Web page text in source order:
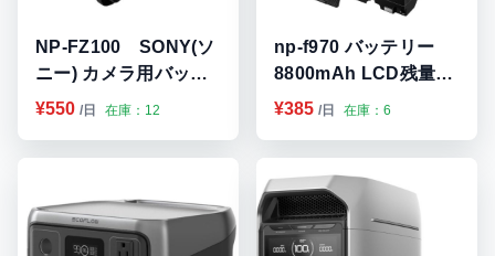
NP-FZ100 SONY(ソ
ニー) カメラ用バッテ
リー 九州・福岡レンタ
¥550 /日 在庫：12
np-f970 バッテリー
8800mAh LCD残量表
示 九州・福岡レンタル
¥385 /日 在庫：6